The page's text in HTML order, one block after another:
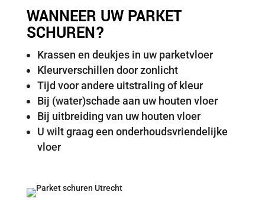
WANNEER UW PARKET
SCHUREN?
Krassen en deukjes in uw parketvloer
Kleurverschillen door zonlicht
Tijd voor andere uitstraling of kleur
Bij (water)schade aan uw houten vloer
Bij uitbreiding van uw houten vloer
U wilt graag een onderhoudsvriendelijke
vloer